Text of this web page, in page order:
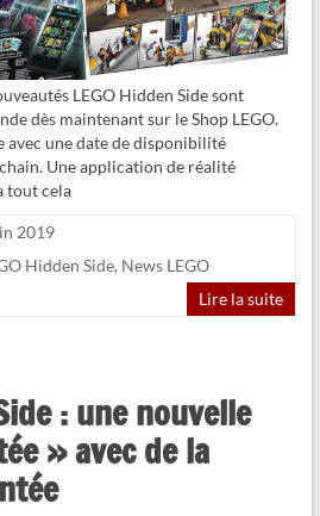
LEGO Hidden Side sont
dès maintenant sur le Shop LEGO.
une date de disponibilité
Une application de réalité
tout cela
2019
Hidden Side, News LEGO
Lire la suite
: une nouvelle
» avec de la